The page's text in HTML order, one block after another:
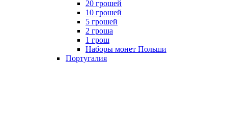
20 грошей
10 грошей
5 грошей
2 гроша
1 грош
Наборы монет Польши
Португалия